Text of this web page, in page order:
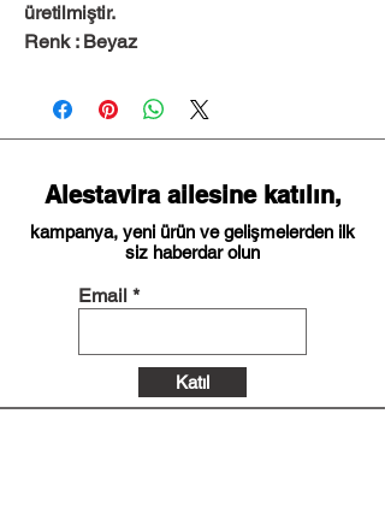
üretilmiştir.
Renk : Beyaz
Alestavira ailesine katılın,
kampanya, yeni ürün ve gelişmelerden ilk
siz haberdar olun
Email
Katıl